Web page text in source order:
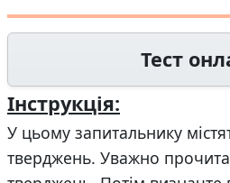
Тест
Інструкція:
У цьому запитальнику
тверджень. Уважно